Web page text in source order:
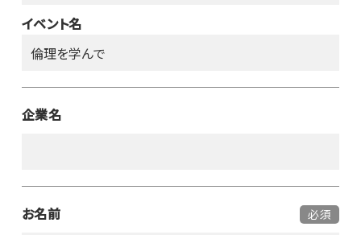
イベント名
企業名
お名前 必須